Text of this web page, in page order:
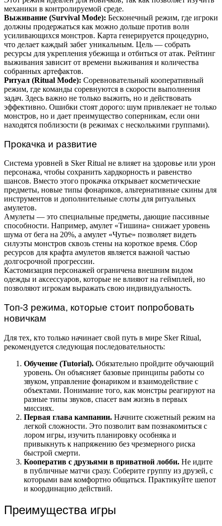
механики в контролируемой среде.
Выживание (Survival Mode): Бесконечный режим, где игроки
должны продержаться как можно дольше против волн
усиливающихся монстров. Карта генерируется процедурно,
что делает каждый забег уникальным. Цель — собрать
ресурсы для укрепления убежища и отбиться от атак. Рейтинг
выживания зависит от времени выживания и количества
собранных артефактов.
Ритуал (Ritual Mode): Соревновательный кооперативный
режим, где команды соревнуются в скорости выполнения
задач. Здесь важно не только выжить, но и действовать
эффективно. Ошибки стоят дорого: шум привлекает не только
монстров, но и дает преимущество соперникам, если они
находятся поблизости (в режимах с несколькими группами).
Прокачка и развитие
Система уровней в Sker Ritual не влияет на здоровье или урон
персонажа, чтобы сохранить хардкорность и равенство
шансов. Вместо этого прокачка открывает косметические
предметы, новые типы фонариков, альтернативные скины для
инструментов и дополнительные слоты для ритуальных
амулетов.
Амулеты — это специальные предметы, дающие пассивные
способности. Например, амулет «Тишина» снижает уровень
шума от бега на 20%, а амулет «Чутье» позволяет видеть
силуэты монстров сквозь стены на короткое время. Сбор
ресурсов для крафта амулетов является важной частью
долгосрочной прогрессии.
Кастомизация персонажей ограничена внешним видом
одежды и аксессуаров, которые не влияют на геймплей, но
позволяют игрокам выражать свою индивидуальность.
Топ-3 режима, которые стоит попробовать
новичкам
Для тех, кто только начинает свой путь в мире Sker Ritual,
рекомендуется следующая последовательность:
Обучение (Tutorial). Обязательно пройдите обучающий
уровень. Он объясняет базовые принципы работы со
звуком, управление фонариком и взаимодействие с
объектами. Понимание того, как монстры реагируют на
разные типы звуков, спасет вам жизнь в первых
миссиях.
Первая глава кампании. Начните сюжетный режим на
легкой сложности. Это позволит вам познакомиться с
лором игры, изучить планировку особняка и
привыкнуть к напряжению без чрезмерного риска
быстрой смерти.
Кооператив с друзьями в приватной лобби. Не идите
в публичные матчи сразу. Соберите группу из друзей, с
которыми вам комфортно общаться. Практикуйте шепот
и координацию действий.
Преимущества игры